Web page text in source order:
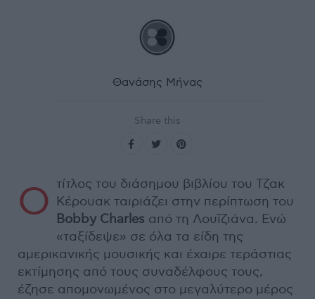
Θανάσης Μήνας
Share this
Ο τίτλος του διάσημου βιβλίου του Τζακ
Κέρουακ ταιριάζει στην περίπτωση του
Bobby Charles από τη Λουϊζιάνα. Ενώ
«ταξίδεψε» σε όλα τα είδη της
αμερικανικής μουσικής και έχαιρε τεράστιας
εκτίμησης από τους συναδέλφους τους,
έζησε απομονωμένος στο μεγαλύτερο μέρος